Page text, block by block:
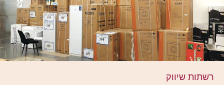
רשתות שיווק